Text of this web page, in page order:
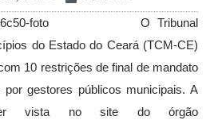
O Tribunal
do Estado do Ceará (TCM-CE)
10 restrições de final de mandato
gestores públicos municipais. A
vista no site do órgão